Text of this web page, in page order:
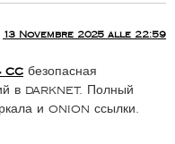
13 Novembre 2025 alle 22:59
cc безопасная
в darknet. Полный
и onion ссылки.